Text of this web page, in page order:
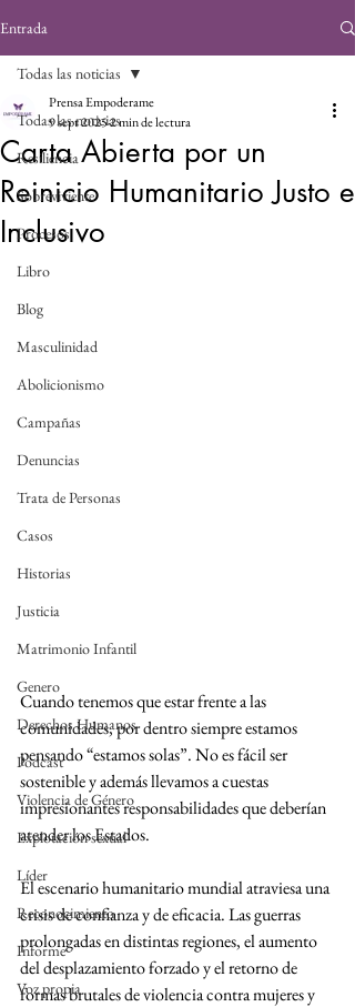
Entrada
Todas las noticias
Resiliencia
Sobreviviente
Procesos
Libro
Blog
Masculinidad
Abolicionismo
Campañas
Denuncias
Trata de Personas
Casos
Historias
Justicia
Matrimonio Infantil
Genero
Derechos Humanos
Podcast
Violencia de Género
Explotación sexual
Líder
Reconocimiento
Informe
Voz propia
Todas las noticias
Carta Abierta por un
Reinicio Humanitario Justo e
Inclusivo
Prensa Empoderame
9 sept 20252 min de lectura
Cuando tenemos que estar frente a las
comunidades, por dentro siempre estamos
pensando “estamos solas”. No es fácil ser
sostenible y además llevamos a cuestas
impresionantes responsabilidades que deberían
atender los Estados.
El escenario humanitario mundial atraviesa una
crisis de confianza y de eficacia. Las guerras
prolongadas en distintas regiones, el aumento
del desplazamiento forzado y el retorno de
formas brutales de violencia contra mujeres y